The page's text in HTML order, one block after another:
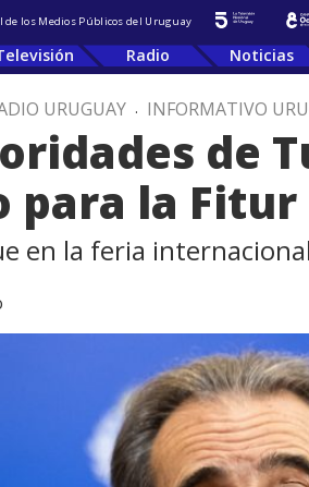
de los Medios Públicos del Uruguay
Radio Noticias
URUGUAY . INFORMATIVO
de
la Fitur
en la feria